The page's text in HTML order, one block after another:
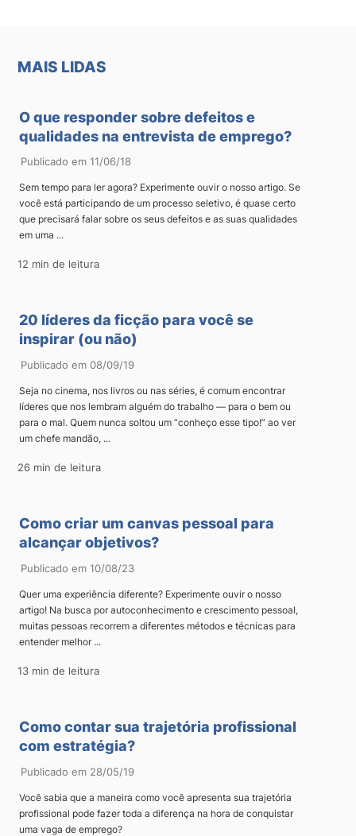
MAIS LIDAS
O que responder sobre defeitos e
qualidades na entrevista de emprego?
Publicado em 11/06/18
Sem tempo para ler agora? Experimente ouvir o nosso artigo. Se
você está participando de um processo seletivo, é quase certo
que precisará falar sobre os seus defeitos e as suas qualidades
em uma ...
12 min de leitura
20 líderes da ficção para você se
inspirar (ou não)
Publicado em 08/09/19
Seja no cinema, nos livros ou nas séries, é comum encontrar
líderes que nos lembram alguém do trabalho — para o bem ou
para o mal. Quem nunca soltou um “conheço esse tipo!” ao ver
um chefe mandão, ...
26 min de leitura
Como criar um canvas pessoal para
alcançar objetivos?
Publicado em 10/08/23
Quer uma experiência diferente? Experimente ouvir o nosso
artigo! Na busca por autoconhecimento e crescimento pessoal,
muitas pessoas recorrem a diferentes métodos e técnicas para
entender melhor ...
13 min de leitura
Como contar sua trajetória profissional
com estratégia?
Publicado em 28/05/19
Você sabia que a maneira como você apresenta sua trajetória
profissional pode fazer toda a diferença na hora de conquistar
uma vaga de emprego?